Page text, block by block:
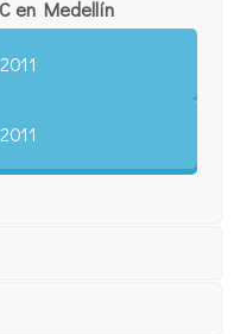
en Medellín